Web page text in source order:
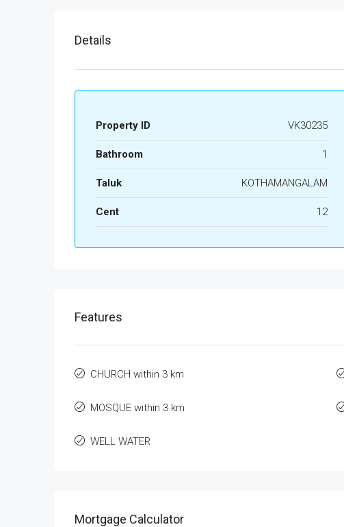
Details
Property ID VK30235
Bathroom 1
Taluk KOTHAMANGALAM
Cent 12
Features
CHURCH within 3 km
MOSQUE within 3 km
WELL WATER
Mortgage Calculator